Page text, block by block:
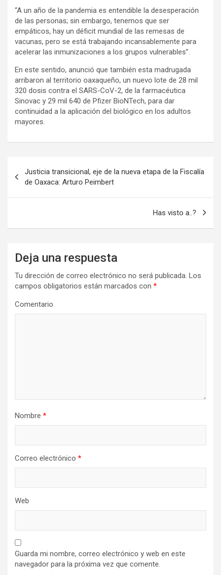
“A un año de la pandemia es entendible la desesperación
de las personas; sin embargo, tenemos que ser
empáticos, hay un déficit mundial de las remesas de
vacunas, pero se está trabajando incansablemente para
acelerar las inmunizaciones a los grupos vulnerables”.
En este sentido, anunció que también esta madrugada
arribaron al territorio oaxaqueño, un nuevo lote de 28 mil
320 dosis contra el SARS-CoV-2, de la farmacéutica
Sinovac y 29 mil 640 de Pfizer BioNTech, para dar
continuidad a la aplicación del biológico en los adultos
mayores.
de
entradas
Justicia transicional, eje de la nueva etapa de la Fiscalía
de Oaxaca: Arturo Peimbert
Has visto a..?
Deja una respuesta
Tu dirección de correo electrónico no será publicada. Los
campos obligatorios están marcados con *
Comentario
Nombre *
Correo electrónico *
Web
Guarda mi nombre, correo electrónico y web en este
navegador para la próxima vez que comente.